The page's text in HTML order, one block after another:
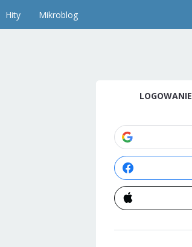
Hity Mikroblog
LOGOWANIE